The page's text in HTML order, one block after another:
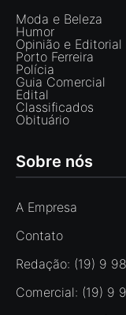
Moda e Beleza
Humor
Opinião e Editorial
Porto Ferreira
Polícia
Guia Comercial
Edital
Classificados
Obituário
Sobre nós
A Empresa
Contato
Redação: (19) 9
Comercial: (19) 9